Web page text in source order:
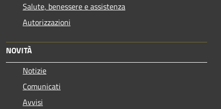
Salute, benessere e assistenza
Autorizzazioni
NOVITÀ
Notizie
Comunicati
Avvisi